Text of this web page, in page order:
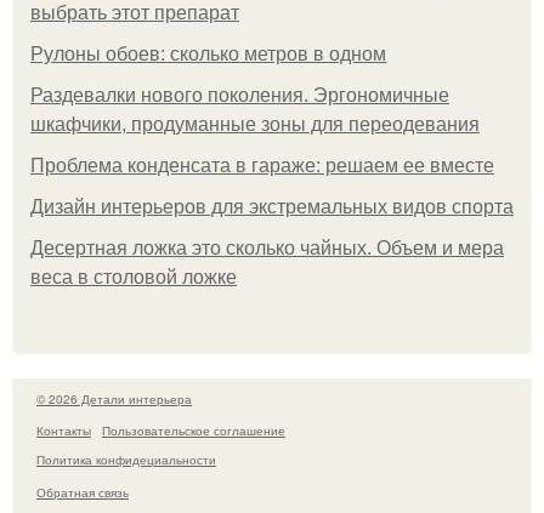
выбрать этот препарат
Рулоны обоев: сколько метров в одном
Раздевалки нового поколения. Эргономичные
шкафчики, продуманные зоны для переодевания
Проблема конденсата в гараже: решаем ее вместе
Дизайн интерьеров для экстремальных видов спорта
Десертная ложка это сколько чайных. Объем и мера
веса в столовой ложке
© 2026 Детали интерьера
Контакты
Пользовательское соглашение
Политика конфидециальности
Обратная связь